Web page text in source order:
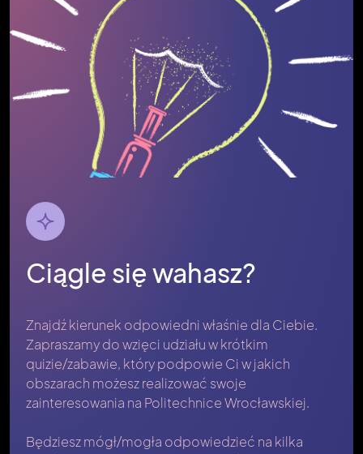
Ciągle się wahasz?
Znajdź kierunek odpowiedni właśnie dla Ciebie.
Zapraszamy do wzięci udziału w krótkim
quizie/zabawie, który podpowie Ci w jakich
obszarach możesz realizować swoje
zainteresowania na Politechnice Wrocławskiej.
Będziesz mógł/mogła odpowiedzieć na kilka